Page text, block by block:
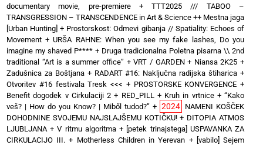
documentary movie, pre-premiere+TTT2025 /// TABOO –
TRANSGRESSION – TRANSCENDENCE in Art & Science ++ Mestna jaga
[Urban Hunting] + Prostorskost: Odmevi gibanja // Spatiality: Echoes of
Movement +URŠA RAHNE: When you see my fake lashes, Do you
imagine my shaved P**** + Druga tradicionalna Poletna pisarna \\ 2nd
traditional “Art is a summer office” +VRT / GARDEN+ Niansa 2K25 +
Zadušnica za Boštjana+ RADART #16: Naključna radijska štiharica +
Otvoritev #16 festivala Tresk <<< + PROSTORSKE KONVERGENCE +
Benefit dogodek v Cirkulaciji 2 + RED_PILL + Kruh in vrtnice+ “Kako
veš? | How do you Know? | Miből tudod?” + 2024 NAMENI KOŠČEK
DOHODNINE SVOJEMU NAJSLAJŠEMU KOTIČKU!+ DITOPIA ATMOS
LJUBLJANA +V ritmu algoritma+ [petek trinajstega] USPAVANKA ZA
CIRKULACIJO III. + Motherless Children in Yerevan + [vabilo] Sejem